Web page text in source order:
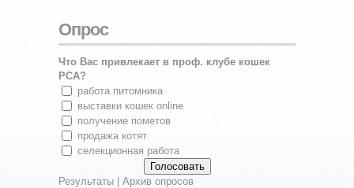
Опрос
Что Вас привлекает в проф. клубе кошек
PCA?
работа питомника
выставки кошек online
получение пометов
продажа котят
селекционная работа
Результаты
Архив опросов